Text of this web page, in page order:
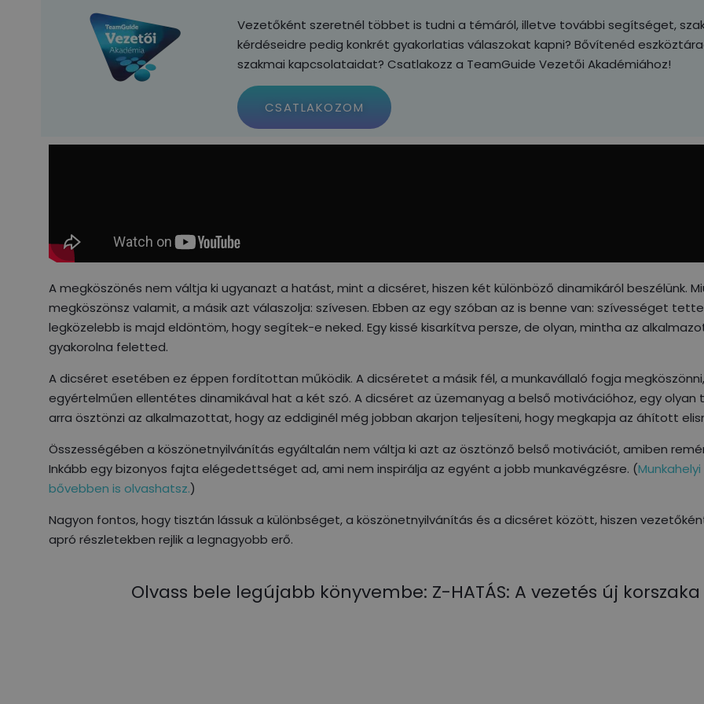
Vezetőként szeretnél többet is tudni a témáról, illetve további segítséget,
kérdéseidre pedig konkrét gyakorlatias válaszokat kapni? Bővítenéd
szakmai kapcsolataidat? Csatlakozz a TeamGuide Vezetői Akadémiához!
CSATLAKOZOM
A megköszönés nem váltja ki ugyanazt a hatást, mint a dicséret, hiszen két különböző dinamikáról beszélünk.
megköszönsz valamit, a másik azt válaszolja: szívesen. Ebben az egy szóban az is benne van: szívességet
legközelebb is majd eldöntöm, hogy segítek-e neked. Egy kissé kisarkítva persze, de olyan, mintha az
gyakorolna feletted.
A dicséret esetében ez éppen fordítottan működik. A dicséretet a másik fél, a munkavállaló fogja
egyértelműen ellentétes dinamikával hat a két szó. A dicséret az üzemanyag a belső motivációhoz, egy olyan
arra ösztönzi az alkalmazottat, hogy az eddiginél még jobban akarjon teljesíteni, hogy megkapja az áhított
Összességében a köszönetnyilvánítás egyáltalán nem váltja ki azt az ösztönző belső motivációt, amiben
Inkább egy bizonyos fajta elégedettséget ad, ami nem inspirálja az egyént a jobb munkavégzésre. (
bővebben is olvashatsz.)
Nagyon fontos, hogy tisztán lássuk a különbséget, a köszönetnyilvánítás és a dicséret között, hiszen
apró részletekben rejlik a legnagyobb erő.
Olvass bele legújabb könyvembe: Z-HATÁS: A vezetés új korszaka